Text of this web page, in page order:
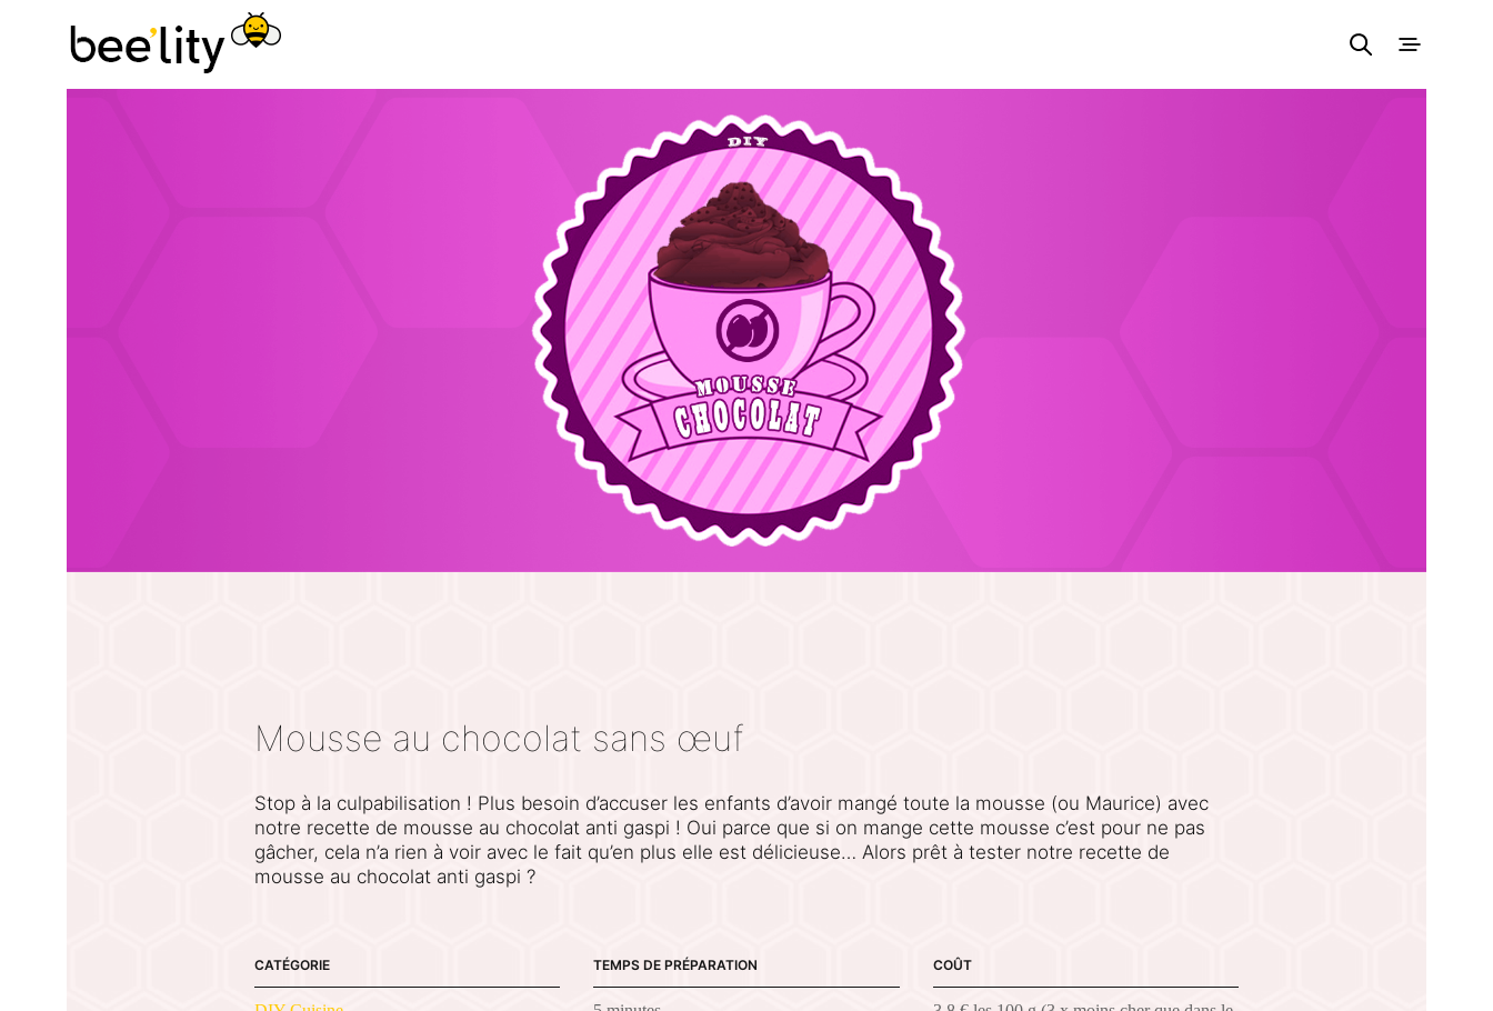
Mousse au chocolat sans œuf
Stop à la culpabilisation ! Plus besoin d’accuser les enfants d’avoir mangé toute la mousse (ou Maurice) avec
notre recette de mousse au chocolat anti gaspi ! Oui parce que si on mange cette mousse c’est pour ne pas
gâcher, cela n’a rien à voir avec le fait qu’en plus elle est délicieuse… Alors prêt à tester notre recette de
mousse au chocolat anti gaspi ?
CATÉGORIE TEMPS DE PRÉPARATION COÛT